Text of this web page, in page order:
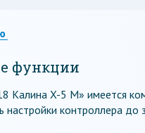
функции
Калина X-5 M» имеется
настройки контроллера